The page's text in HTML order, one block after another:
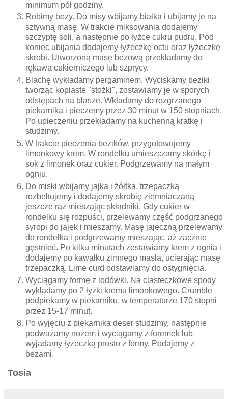
minimum pół godziny.
Robimy bezy. Do misy wbijamy białka i ubijamy je na
sztywną masę. W trakcie miksowania dodajemy
szczyptę soli, a następnie po łyżce cukru pudru. Pod
koniec ubijania dodajemy łyżeczkę octu oraz łyżeczkę
skrobi. Utworzoną masę bezową przekładamy do
rękawa cukierniczego lub szprycy.
Blachę wykładamy pergaminem. Wyciskamy beziki
tworząc kopiaste "stożki", zostawiamy je w sporych
odstępach na blasze. Wkładamy do rozgrzanego
piekarnika i pieczemy przez 30 minut w 150 stopniach.
Po upieczeniu przekładamy na kuchenną kratkę i
studzimy.
W trakcie pieczenia bezików, przygotowujemy
limonkowy krem. W rondelku umieszczamy skórkę i
sok z limonek oraz cukier. Podgrzewamy na małym
ogniu.
Do miski wbijamy jajka i żółtka, trzepaczką
rozbełtujemy i dodajemy skrobię ziemniaczaną
jeszcze raz mieszając składniki. Gdy cukier w
rondelku się rozpuści, przelewamy część podgrzanego
syropi do jajek i mieszamy. Masę jajeczną przelewamy
do rondelka i podgrzewamy mieszając, aż zacznie
gęstnieć. Po kilku minutach zestawiamy krem z ognia i
dodajemy po kawałku zimnego masła, ucierając masę
trzepaczką. Lime curd odstawiamy do ostygnięcia.
Wyciągamy formę z lodówki. Na ciasteczkowe spody
wykładamy po 2 łyżki kremu limonkowego. Crumble
podpiekamy w piekarniku, w temperaturze 170 stopni
przez 15-17 minut.
Po wyjęciu z piekarnika deser studzimy, następnie
podważamy nożem i wyciągamy z foremek lub
wyjadamy łyżeczką prosto z formy. Podajemy z
bezami.
Tosia